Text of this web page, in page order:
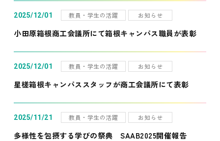
2025/12/01 教員・学生の活躍 お知らせ
小田原箱根商工会議所にて箱根キャンパス職員が表彰
2025/12/01 教員・学生の活躍 お知らせ
星槎箱根キャンパススタッフが商工会議所にて表彰
2025/11/21 教員・学生の活躍 お知らせ
多様性を包摂する学びの祭典 SAAB2025開催報告